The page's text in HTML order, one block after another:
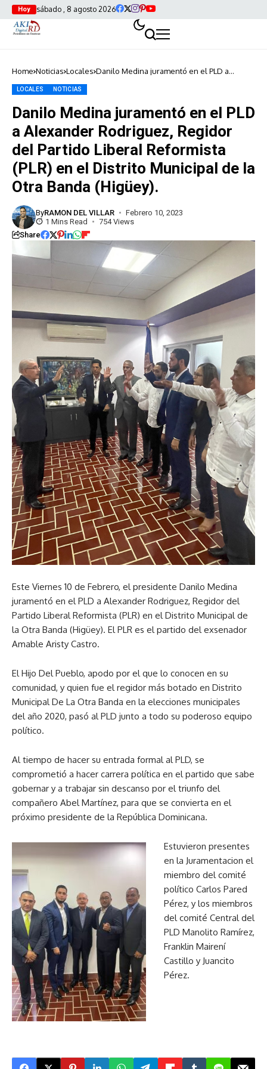
Hoy sábado , 8 agosto 2026
Home Noticias Locales Danilo Medina juramentó en el PLD a
LOCALES NOTICIAS
Danilo Medina juramentó en el PLD
a Alexander Rodriguez, Regidor
del Partido Liberal Reformista
(PLR) en el Distrito Municipal de la
Otra Banda (Higüey).
ByRAMON DEL VILLAR
Febrero 10, 2023
1 Mins Read
754 Views
Share
Este Viernes 10 de Febrero, el presidente Danilo Medina
juramentó en el PLD a Alexander Rodriguez, Regidor del
Partido Liberal Reformista (PLR) en el Distrito Municipal de
la Otra Banda (Higüey). El PLR es el partido del exsenador
Amable Aristy Castro.
El Hijo Del Pueblo, apodo por el que lo conocen en su
comunidad, y quien fue el regidor más botado en Distrito
Municipal De La Otra Banda en la elecciones municipales
del año 2020, pasó al PLD junto a todo su poderoso equipo
político.
Al tiempo de hacer su entrada formal al PLD, se
comprometió a hacer carrera política en el partido que sabe
gobernar y a trabajar sin descanso por el triunfo del
compañero Abel Martínez, para que se convierta en el
próximo presidente de la República Dominicana.
Estuvieron presentes
en la Juramentacion el
miembro del comité
político Carlos Pared
Pérez, y los miembros
del comité Central del
PLD Manolito Ramírez,
Franklin Mairení
Castillo y Juancito
Pérez.